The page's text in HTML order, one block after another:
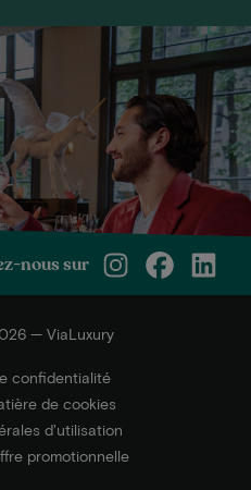
nous sur
— ViaLuxury
confidentialité
de cookies
d'utilisation
promotionnelle